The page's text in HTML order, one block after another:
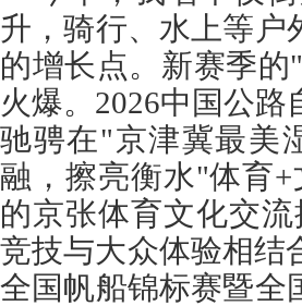
升，骑行、水上等户
的增长点。新赛季
火爆。2026中国公
驰骋在"京津冀最美
融，擦亮衡水"体育
的京张体育文化交
竞技与大众体验相结
全国帆船锦标赛暨全